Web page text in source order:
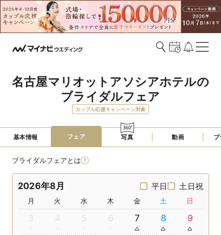
名古屋マリオットアソシアホテルの
ブライダルフェア
カップル応援キャンペーン対象
基本情報 フェア 写真 動画
ブライダルフェアとは
2026年8月 平日 土日祝
月 火 水 木 金 土 日
3 4 5 6 7 8 9